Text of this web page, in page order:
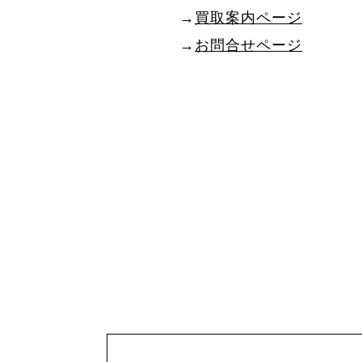
→ 買取案内ページ
→ お問合せページ